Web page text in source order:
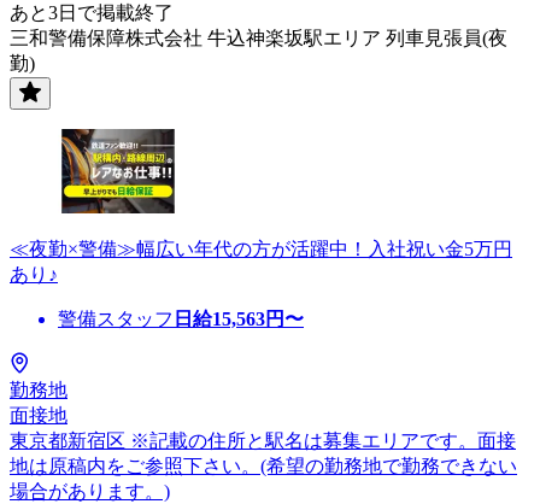
あと3日で掲載終了
三和警備保障株式会社 牛込神楽坂駅エリア 列車見張員(夜
勤)
≪夜勤×警備≫幅広い年代の方が活躍中！入社祝い金5万円
あり♪
警備スタッフ 日給15,563円〜
勤務地
面接地
東京都新宿区 ※記載の住所と駅名は募集エリアです。面接
地は原稿内をご参照下さい。(希望の勤務地で勤務できない
場合があります。)